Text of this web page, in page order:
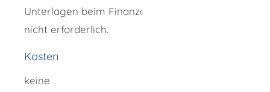
Unterlagen beim Finanzamt ist in der Regel
nicht erforderlich.
Kosten
keine